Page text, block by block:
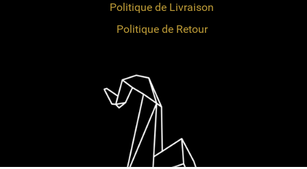
Politique de Livraison
Politique de Retour